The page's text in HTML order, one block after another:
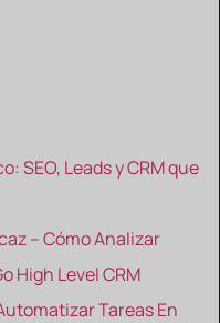
SEO, Leads y CRM que
– Cómo Analizar
High Level CRM
Tareas En